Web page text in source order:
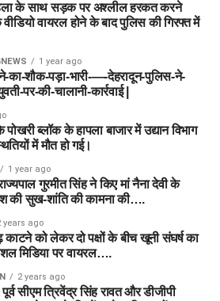
के साथ सड़क पर अश्लील हरकत करने
वायरल होने के बाद पुलिस की गिरफ्त में
1 year ago
का-शौक-पड़ा-भारी-—-देहरादून-पुलिस-ने-
पर-की-चालानी-कार्रवाई |
ब्लॉक के हापला बाजार में उद्यान विभाग
में मौत हो गई।
1 year ago
गुरमीत सिंह ने किए मां नैना देवी के
की सुख-शांति की कामना की….
years ago
को लेकर दो पक्षों के बीच खूनी संघर्ष का
मिडिया पर वायरल….
2 years ago
सीएम त्रिवेंद्र सिंह रावत और डीजीपी